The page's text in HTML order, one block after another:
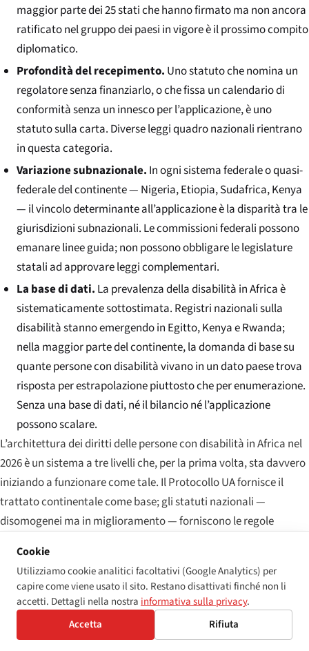
maggior parte dei 25 stati che hanno firmato ma non ancora
ratificato nel gruppo dei paesi in vigore è il prossimo compito
diplomatico.
Profondità del recepimento. Uno statuto che nomina un
regolatore senza finanziarlo, o che fissa un calendario di
conformità senza un innesco per l’applicazione, è uno
statuto sulla carta. Diverse leggi quadro nazionali rientrano
in questa categoria.
Variazione subnazionale. In ogni sistema federale o quasi-
federale del continente — Nigeria, Etiopia, Sudafrica, Kenya
— il vincolo determinante all’applicazione è la disparità tra le
giurisdizioni subnazionali. Le commissioni federali possono
emanare linee guida; non possono obbligare le legislature
statali ad approvare leggi complementari.
La base di dati. La prevalenza della disabilità in Africa è
sistematicamente sottostimata. Registri nazionali sulla
disabilità stanno emergendo in Egitto, Kenya e Rwanda;
nella maggior parte del continente, la domanda di base su
quante persone con disabilità vivano in un dato paese trova
risposta per estrapolazione piuttosto che per enumerazione.
Senza una base di dati, né il bilancio né l’applicazione
possono scalare.
L’architettura dei diritti delle persone con disabilità in Africa nel
2026 è un sistema a tre livelli che, per la prima volta, sta davvero
iniziando a funzionare come tale. Il Protocollo UA fornisce il
trattato continentale come base; gli statuti nazionali —
disomogenei ma in miglioramento — forniscono le regole
Sudafrica, Kenya e Nigeria sta iniziando a tradurre i diritti sulla
carta in ordini giudiziari. I progressi del prossimo decennio si
misureranno non in ulteriori ratifiche di trattati, bensì negli
indicatori prosaici dell’applicazione: il numero di edifici pubblici
effettivamente resi accessibili, la quota di bambini con disabilità
Cookie
Utilizziamo cookie analitici facoltativi (Google Analytics) per
capire come viene usato il sito. Restano disattivati finché non li
accetti. Dettagli nella nostra informativa sulla privacy.
Accetta
Rifiuta